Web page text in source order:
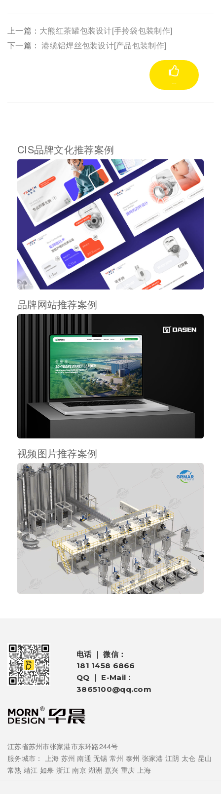
上一篇： 大熊红茶罐包装设计[手拎袋包装制作]
下一篇：港缆铝焊丝包装设计[产品包装制作]
--
CIS品牌文化推荐案例
品牌网站推荐案例
视频图片推荐案例
电话 ｜ 微信：
181 1458 6866
QQ ｜ E-Mail：
3865100@qq.com
江苏省苏州市张家港市东环路244号
服务城市：
上海 苏州 南通 无锡 常州 泰州 张家港 江阴 太仓 昆山
常熟 靖江 如皋 浙江 南京 湖洲 嘉兴 重庆 上海